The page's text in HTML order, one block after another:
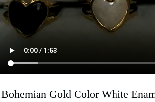
Bohemian Gold Color White